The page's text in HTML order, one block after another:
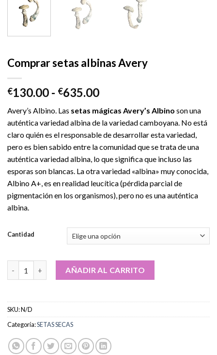
Comprar setas albinas Avery
€130.00 - €635.00Rango
precios:
desde
€130.00
hasta
€635.00
Avery’s Albino. Las setas mágicas Avery’s Albino son una
auténtica variedad albina de la variedad camboyana. No está
claro quién es el responsable de desarrollar esta variedad,
pero es bien sabido entre la comunidad que se trata de una
auténtica variedad albina, lo que significa que incluso las
esporas son blancas. La otra variedad «albina» muy conocida,
Albino A+, es en realidad leucítica (pérdida parcial de
pigmentación en los organismos), pero no es una auténtica
albina.
Cantidad
Comprar setas albinas Avery cantidad
AÑADIR AL CARRITO
SKU:N/D
Categoría:SETAS SECAS